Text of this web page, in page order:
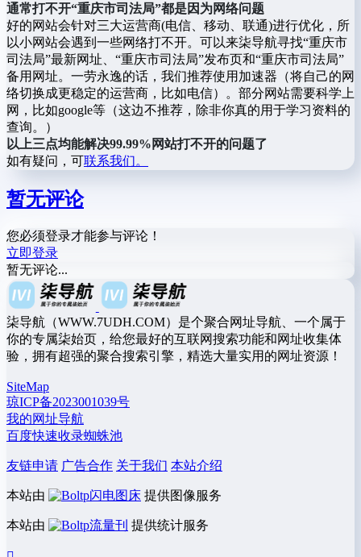
通常打不开“重庆市司法局”都是因为网络问题
好的网站会针对三大运营商(电信、移动、联通)进行优化，所
以小网站会遇到一些网络打不开。可以来柒导航寻找“重庆市
司法局”最新网址、“重庆市司法局”发布页和“重庆市司法局”
备用网址。一劳永逸的话，我们推荐使用加速器（将自己的网
络切换成更稳定的运营商，比如电信）。部分网站需要科学上
网，比如google等（这边不推荐，除非你真的用于学习资料的
查询。）
以上三点均能解决99.99%网站打不开的问题了
如有疑问，可联系我们。
暂无评论
您必须登录才能参与评论！
立即登录
暂无评论...
柒导航（WWW.7UDH.COM）是个聚合网址导航、一个属于
你的专属柒始页，给您最好的互联网搜索功能和网址收集体
验，拥有超强的聚合搜索引擎，精选大量实用的网址资源！
SiteMap
琼ICP备2023001039号
我的网址导航
百度快速收录蜘蛛池
友链申请 广告合作 关于我们 本站介绍
本站由 闪电图床 提供图像服务
本站由 流量刊 提供统计服务